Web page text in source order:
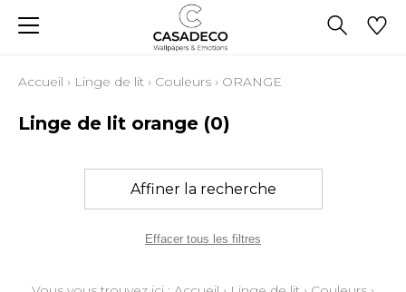
Accueil › Linge de lit › Couleurs › ORANGE
Linge de lit orange (0)
Affiner la recherche
Effacer tous les filtres